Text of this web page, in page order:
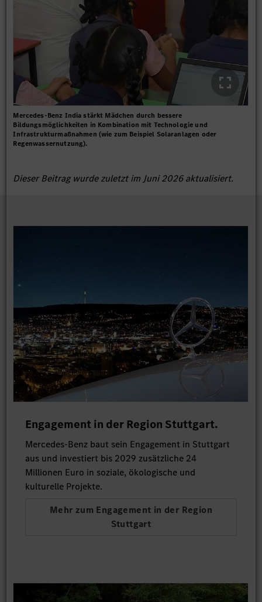
Mercedes‑Benz India stärkt Mädchen durch bessere
Bildungsmöglichkeiten in Kombination mit Technologie und
Infrastrukturmaßnahmen (wie zum Beispiel Solaranlagen oder
Regenwassernutzung).
Dieser Beitrag wurde zuletzt im Juni 2026 aktualisiert.
Engagement in der Region Stuttgart.
Mercedes-Benz baut sein Engagement in Stuttgart
aus und investiert bis 2029 zusätzliche 24
Millionen Euro in soziale, ökologische und
kulturelle Projekte.
Mehr zum Engagement in der Region
Stuttgart